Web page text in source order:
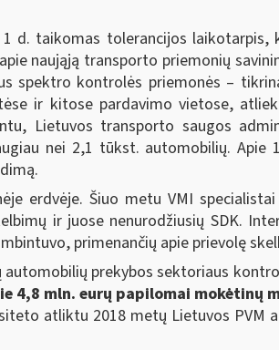
d. taikomas tolerancijos
naująją transporto priemonių
spektro kontrolės priemonės –
ir kitose pardavimo vietose,
Lietuvos transporto saugos
nei 2,1 tūkst. automobilių. Apie
erdvėje. Šiuo metu VMI
ir juose nenurodžiusių SDK.
primenančių apie prievolę
prekybos sektoriaus
4,8 mln. eurų papilomai mokėtinų
atliktu 2018 metų Lietuvos PVM